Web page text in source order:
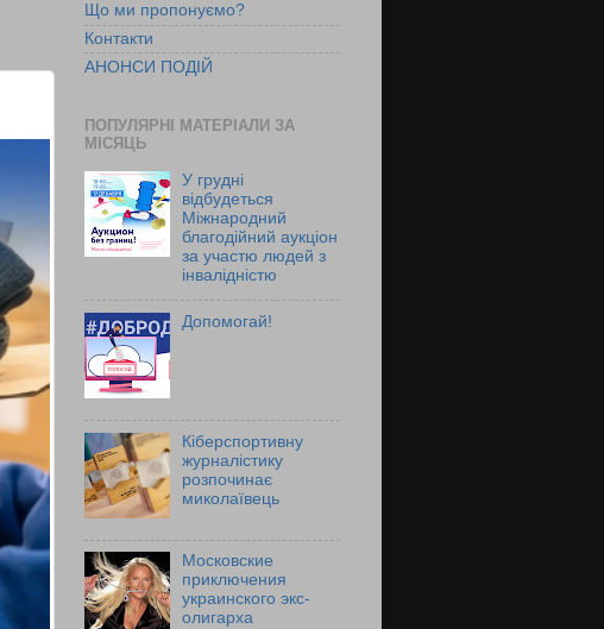
Що ми пропонуємо?
Контакти
АНОНСИ ПОДІЙ
ПОПУЛЯРНІ МАТЕРІАЛИ ЗА
МІСЯЦЬ
У грудні
відбудеться
Міжнародний
благодійний аукціон
за участю людей з
інвалідністю
Допомогай!
Кіберспортивну
журналістику
розпочинає
миколаївець
Московские
приключения
украинского экс-
олигарха